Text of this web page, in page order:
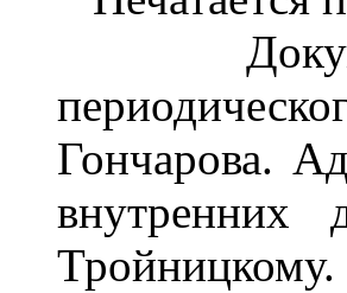
Гончарова.
Тройницкому.